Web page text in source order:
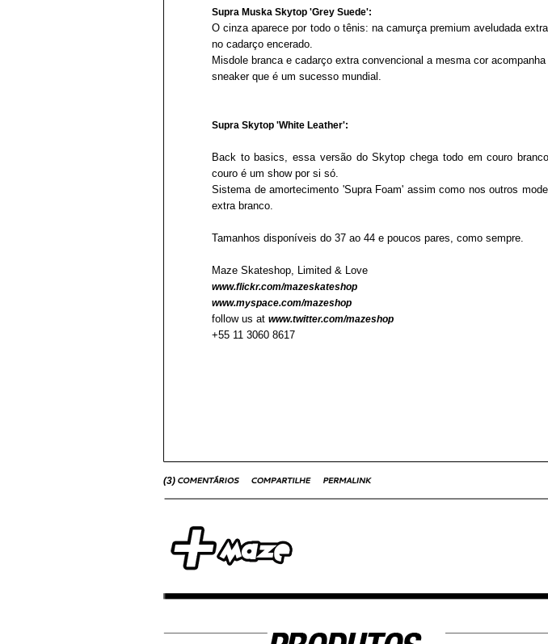
Supra Muska Skytop 'Grey Suede':
O cinza aparece por todo o tênis: na camurça premium aveludada
no cadarço encerado.
Misdole branca e cadarço extra convencional a mesma cor
sneaker que é um sucesso mundial.
Supra Skytop 'White Leather':
Back to basics, essa versão do Skytop chega todo em couro
couro é um show por si só.
Sistema de amortecimento 'Supra Foam' assim como nos outros
extra branco.
Tamanhos disponíveis do 37 ao 44 e poucos pares, como sempre.
Maze Skateshop, Limited & Love
www.flickr.com/mazeskateshop
www.myspace.com/mazeshop
follow us at www.twitter.com/mazeshop
+55 11 3060 8617
(3)